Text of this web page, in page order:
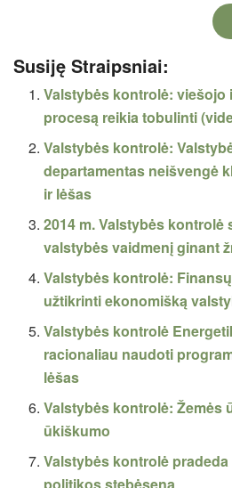
Susiję Straipsniai:
Valstybės kontrolė: viešojo
procesą reikia tobulinti
Valstybės kontrolė:
departamentas neišvengė
ir lėšas
2014 m. Valstybės
valstybės vaidmenį ginant
Valstybės kontrolė:
užtikrinti ekonomišką
Valstybės kontrolė
racionaliau naudoti
lėšas
Valstybės kontrolė: Žemės
ūkiškumo
Valstybės kontrolė